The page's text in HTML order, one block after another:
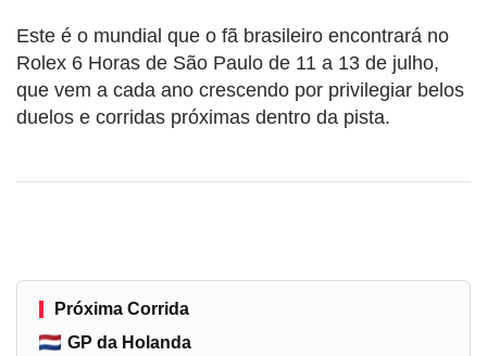
Este é o mundial que o fã brasileiro encontrará no
Rolex 6 Horas de São Paulo de 11 a 13 de julho,
que vem a cada ano crescendo por privilegiar belos
duelos e corridas próximas dentro da pista.
Próxima Corrida
GP da Holanda